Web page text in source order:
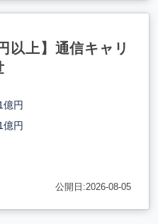
以上】通信キャリ
億円
億円
公開日:2026-08-05